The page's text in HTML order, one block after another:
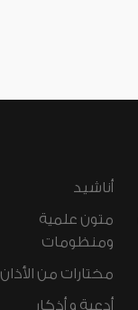
أناشيد
متون علمية
ومنظومات
مختارات من الأذان
أدعية و أذكار